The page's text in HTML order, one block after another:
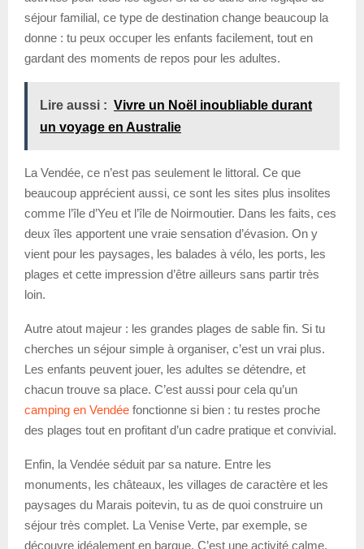
séjour familial, ce type de destination change beaucoup la
donne : tu peux occuper les enfants facilement, tout en
gardant des moments de repos pour les adultes.
Lire aussi : Vivre un Noël inoubliable durant
un voyage en Australie
La Vendée, ce n’est pas seulement le littoral. Ce que
beaucoup apprécient aussi, ce sont les sites plus insolites
comme l’île d’Yeu et l’île de Noirmoutier. Dans les faits, ces
deux îles apportent une vraie sensation d’évasion. On y
vient pour les paysages, les balades à vélo, les ports, les
plages et cette impression d’être ailleurs sans partir très
loin.
Autre atout majeur : les grandes plages de sable fin. Si tu
cherches un séjour simple à organiser, c’est un vrai plus.
Les enfants peuvent jouer, les adultes se détendre, et
chacun trouve sa place. C’est aussi pour cela qu’un
camping en Vendée fonctionne si bien : tu restes proche
des plages tout en profitant d’un cadre pratique et convivial.
Enfin, la Vendée séduit par sa nature. Entre les
monuments, les châteaux, les villages de caractère et les
paysages du Marais poitevin, tu as de quoi construire un
séjour très complet. La Venise Verte, par exemple, se
découvre idéalement en barque. C’est une activité calme,